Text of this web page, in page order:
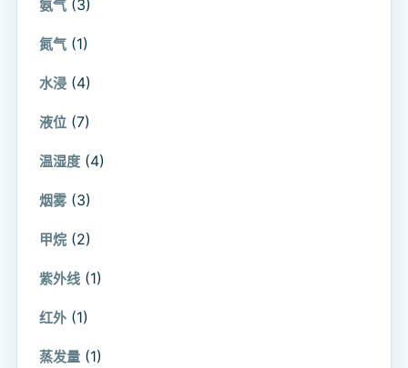
氨气 (3)
氮气 (1)
水浸 (4)
液位 (7)
温湿度 (4)
烟雾 (3)
甲烷 (2)
紫外线 (1)
红外 (1)
蒸发量 (1)